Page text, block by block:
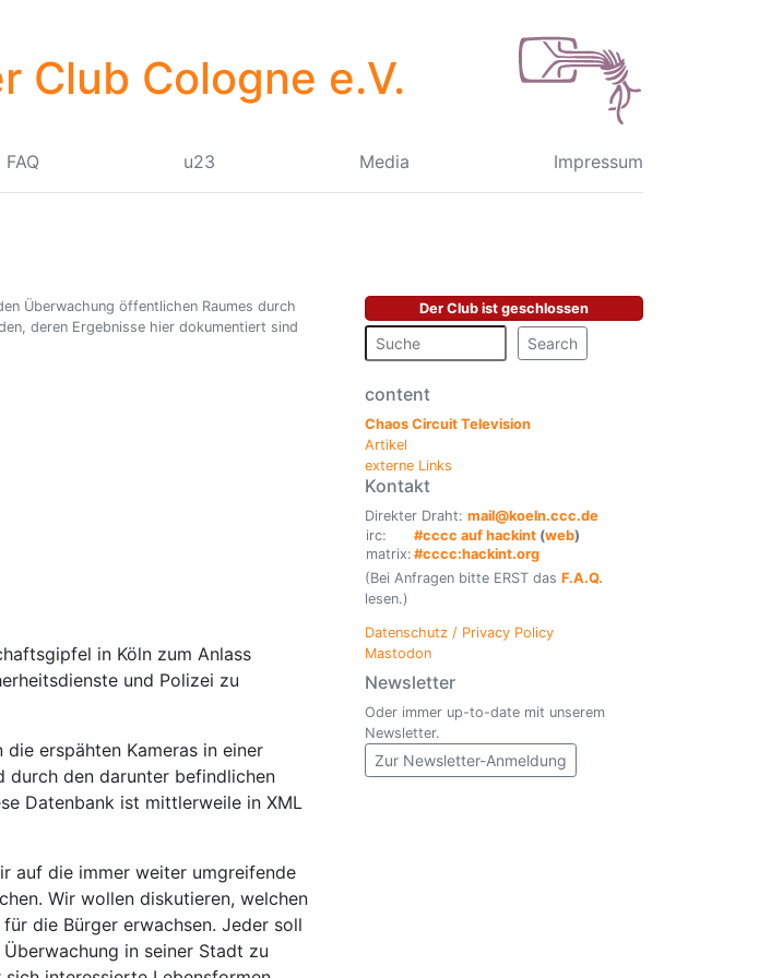
Club Cologne e.V.
FAQ u23 Media Impressum
Überwachung öffentlichen Raumes durch
deren Ergebnisse hier dokumentiert sind
in Köln zum Anlass
und Polizei zu
erspähten Kameras in einer
durch den darunter befindlichen
Datenbank ist mittlerweile in XML
auf die immer weiter umgreifende
Wir wollen diskutieren, welchen
die Bürger erwachsen. Jeder soll
in seiner Stadt zu
Der Club ist geschlossen
Search
content
Chaos Circuit Television
Artikel
externe Links
Kontakt
Direkter Draht: mail@koeln.ccc.de
irc:
#cccc auf hackint (web)
matrix: #cccc:hackint.org
(Bei Anfragen bitte ERST das F.A.Q.
lesen.)
Datenschutz / Privacy Policy
Mastodon
Newsletter
Oder immer up-to-date mit unserem
Newsletter.
Zur Newsletter-Anmeldung